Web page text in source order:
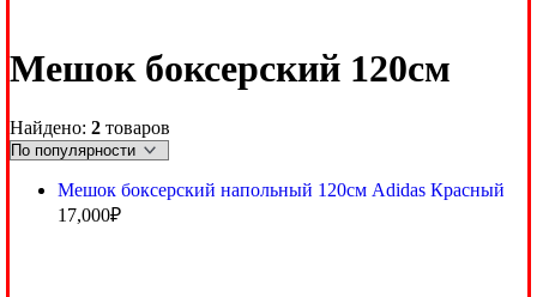
Мешок боксерский 120см
Найдено: 2 товаров
Мешок боксерский напольный 120см Adidas Красный
17,000₽